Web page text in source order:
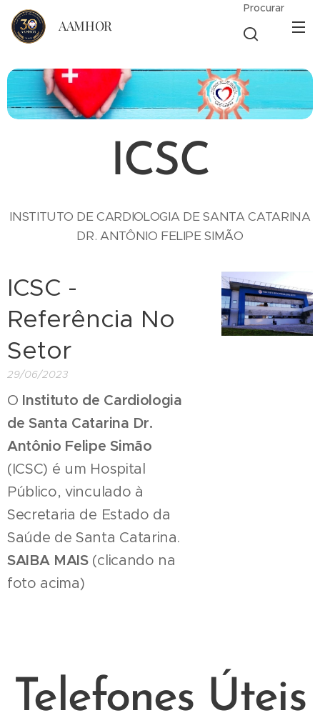
AAMHOR
Procurar
ICSC
INSTITUTO DE CARDIOLOGIA DE SANTA CATARINA
DR. ANTÔNIO FELIPE SIMÃO
ICSC -
Referência No
Setor
29/06/2023
O Instituto de Cardiologia
de Santa Catarina Dr.
Antônio Felipe Simão
(ICSC) é um Hospital
Público, vinculado à
Secretaria de Estado da
Saúde de Santa Catarina.
SAIBA MAIS(clicando na
foto acima)
Telefones Úteis